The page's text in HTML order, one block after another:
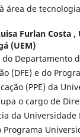
área de
Furlan Costa ,
(UEM)
Departamento
(DFE) e do
(PPE) da
o cargo de
da
Programa